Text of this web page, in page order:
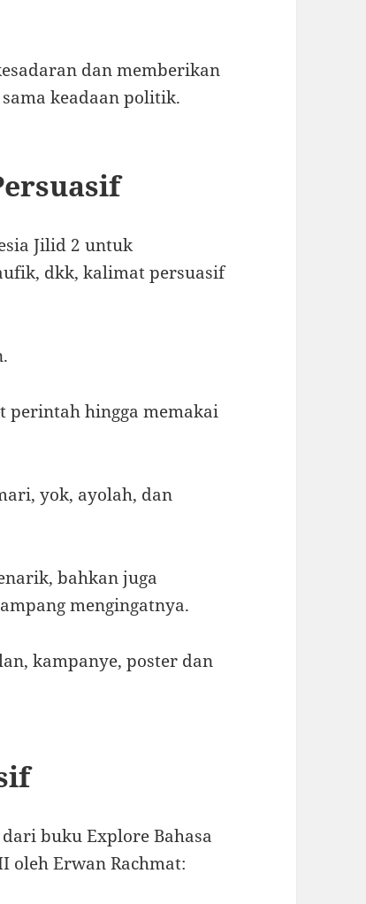
dan memberikan
keadaan politik.
Jilid 2 untuk
dkk, kalimat persuasif
perintah hingga memakai
yok, ayolah, dan
bahkan juga
mengingatnya.
kampanye, poster dan
buku Explore Bahasa
oleh Erwan Rachmat: